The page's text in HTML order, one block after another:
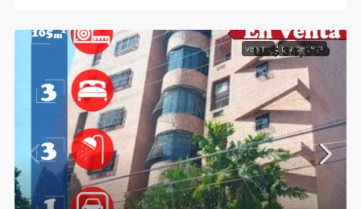
VENTA EN OFERTA
US$ 34,000